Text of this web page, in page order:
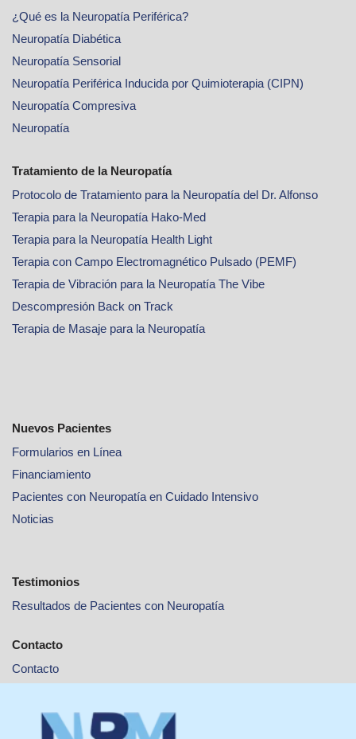
¿Qué es la Neuropatía Periférica?
Neuropatía Diabética
Neuropatía Sensorial
Neuropatía Periférica Inducida por Quimioterapia (CIPN)
Neuropatía Compresiva
Neuropatía
Tratamiento de la Neuropatía
Protocolo de Tratamiento para la Neuropatía del Dr. Alfonso
Terapia para la Neuropatía Hako-Med
Terapia para la Neuropatía Health Light
Terapia con Campo Electromagnético Pulsado (PEMF)
Terapia de Vibración para la Neuropatía The Vibe
Descompresión Back on Track
Terapia de Masaje para la Neuropatía
Nuevos Pacientes
Formularios en Línea
Financiamiento
Pacientes con Neuropatía en Cuidado Intensivo
Noticias
Testimonios
Resultados de Pacientes con Neuropatía
Contacto
Contacto